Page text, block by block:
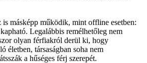
is másképp működik, mint offline esetben:
Legalábbis remélhetőleg nem
olyan férfiakról derül ki, hogy
életben, társaságban soha nem
a hűséges férj szerepét.